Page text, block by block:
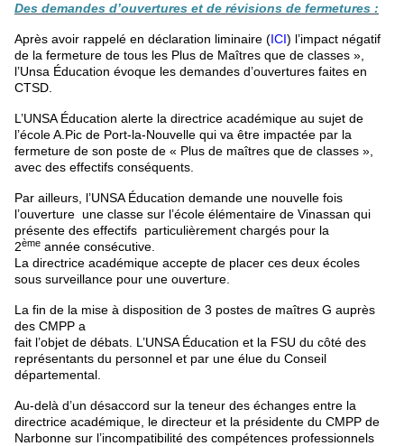
Des demandes d’ouvertures et de révisions de fermetures :
Après avoir rappelé en déclaration liminaire (ICI) l’impact négatif
de la fermeture de tous les Plus de Maîtres que de classes »,
l’Unsa Éducation évoque les demandes d’ouvertures faites en
CTSD.
L’UNSA Éducation alerte la directrice académique au sujet de
l’école A.Pic de Port-la-Nouvelle qui va être impactée par la
fermeture de son poste de « Plus de maîtres que de classes »,
avec des effectifs conséquents.
Par ailleurs, l’UNSA Éducation demande une nouvelle fois
l’ouverture une classe sur l’école élémentaire de Vinassan qui
présente des effectifs particulièrement chargés pour la
2ème année consécutive.
La directrice académique accepte de placer ces deux écoles
sous surveillance pour une ouverture.
La fin de la mise à disposition de 3 postes de maîtres G auprès
des CMPP a
fait l’objet de débats. L’UNSA Éducation et la FSU du côté des
représentants du personnel et par une élue du Conseil
départemental.
Au-delà d’un désaccord sur la teneur des échanges entre la
directrice académique, le directeur et la présidente du CMPP de
Narbonne sur l’incompatibilité des compétences professionnels